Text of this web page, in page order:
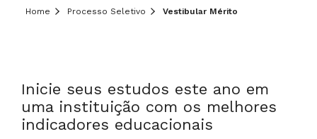
Home Processo Seletivo Vestibular Mérito
Inicie seus estudos este ano em
uma instituição com os melhores
indicadores educacionais
consultores irá te ajudar!